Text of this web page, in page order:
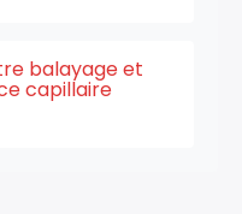
balayage et
capillaire